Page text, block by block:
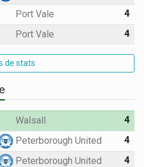
Port Vale
4
Port Vale 4
de stats
Walsall
4
Peterborough United
4
Peterborough United
4